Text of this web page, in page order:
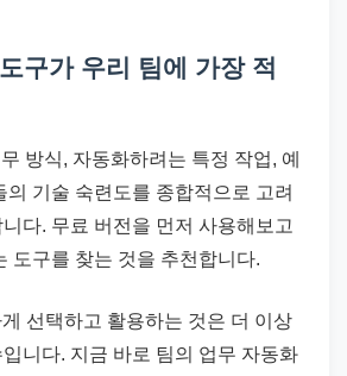
구가 우리 팀에 가장 적
방식, 자동화하려는 특정 작업, 예
의 기술 숙련도를 종합적으로 고려
다. 무료 버전을 먼저 사용해보고
도구를 찾는 것을 추천합니다.
선택하고 활용하는 것은 더 이상
니다. 지금 바로 팀의 업무 자동화